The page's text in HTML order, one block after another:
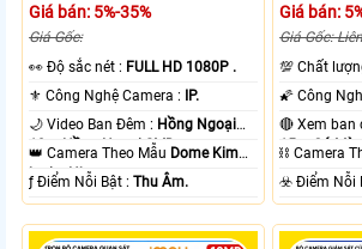
Giá bán: 5%-35%
Giá Gốc:
️👀 Độ sắc nét : FULL HD 1080P .
⚜️ Công Nghệ Camera : IP.
🌙 Video Ban Đêm : Hồng Ngoại
10m Hồng Ngoại SMD.
👑 Camera Theo Mẫu Dome Kim
loại + Nhựa.
️ƒ Điểm Nỗi Bật :Thu Âm.
Giá bán:
Giá Gốc:
💯 Chất
15m Có
⛓ Camera